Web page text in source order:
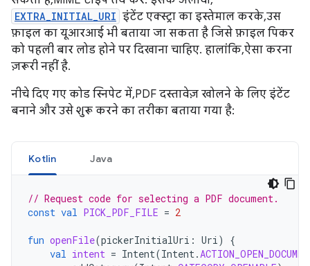
EXTRA_INITIAL_URI इंटेंट एक्स्ट्रा का इस्तेमाल करके, उस
फ़ाइल का यूआरआई भी बताया जा सकता है जिसे फ़ाइल पिकर
को पहली बार लोड होने पर दिखाना चाहिए. हालांकि, ऐसा करना
ज़रूरी नहीं है.
नीचे दिए गए कोड स्निपेट में, PDF दस्तावेज़ खोलने के लिए इंटेंट
बनाने और उसे शुरू करने का तरीका बताया गया है:
Kotlin Java
// Request code for selecting a PDF document.
const val PICK_PDF_FILE = 2
fun openFile(pickerInitialUri : Uri)
{
val intent = Intent(Intent.